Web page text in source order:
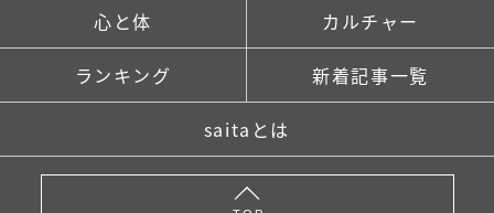
心と体 カルチャー
ランキング 新着記事一覧
saitaとは